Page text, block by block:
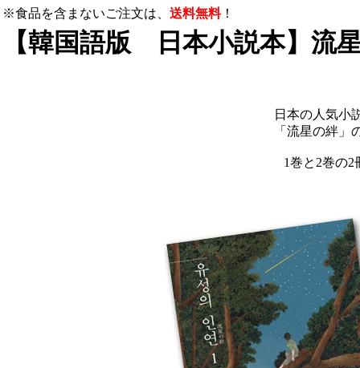
※食品を含まないご注文は、 送料無料！
【韓国語版 日本小説本】
日本の人気小
「流星の絆」
1巻と2巻の2